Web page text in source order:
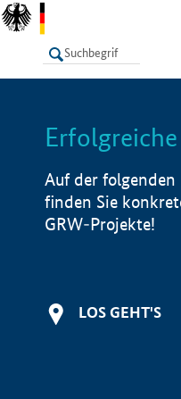
LISTE
Auf der
finden Sie
GRW-Projekte!
LOS GEHT'S